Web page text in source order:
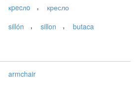
кpecлo , кресло
sillón , sillon , butaca
armchair